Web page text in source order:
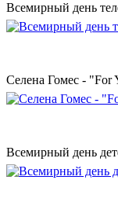
Всемирный день
Селена Гомес - "For
Всемирный день